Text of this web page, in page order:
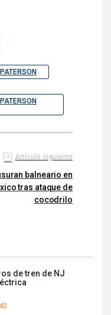
Artículo siguiente
balneario en
tras ataque de
cocodrilo
de tren de NJ